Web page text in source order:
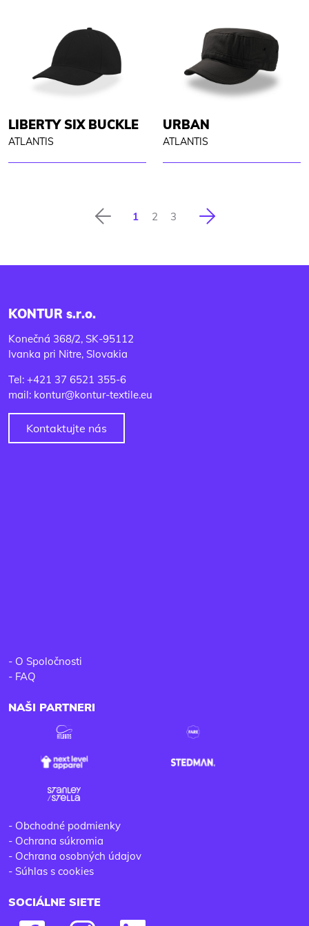
LIBERTY SIX BUCKLE
ATLANTIS
URBAN
ATLANTIS
Predchádzajúca Nasledujúca
1 2 3
KONTUR s.r.o.
Konečná 368/2, SK-95112
Ivanka pri Nitre, Slovakia
Tel: +421 37 6521 355-6
mail: kontur@kontur-textile.eu
Kontaktujte nás
- O Spoločnosti
- FAQ
NAŠI PARTNERI
- Obchodné podmienky
- Ochrana súkromia
- Ochrana osobných údajov
- Súhlas s cookies
SOCIÁLNE SIETE